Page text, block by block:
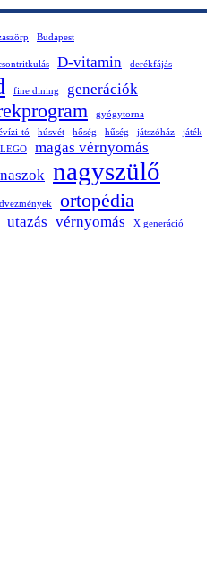
Budapest
D-vitamin derékfájás
fine dining generációk
gyógytorna
tó húsvét hőség hűség játszóház
játék
LEGO magas vérnyomás
nagyszülő
ortopédia
utazás vérnyomás
X generáció